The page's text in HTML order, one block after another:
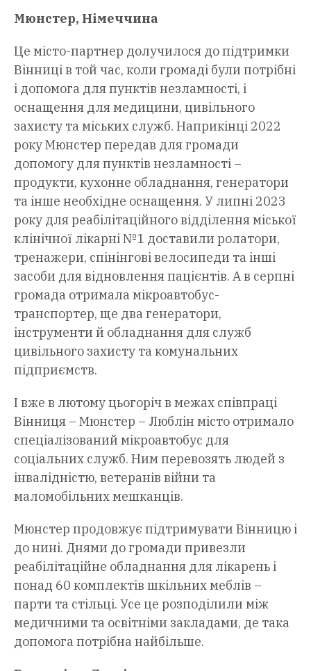
Мюнстер, Німеччина
Це місто-партнер долучилося до підтримки
Вінниці в той час, коли громаді були потрібні
і допомога для пунктів незламності, і
оснащення для медицини, цивільного
захисту та міських служб. Наприкінці 2022
року Мюнстер передав для громади
допомогу для пунктів незламності –
продукти, кухонне обладнання, генератори
та інше необхідне оснащення. У липні 2023
року для реабілітаційного відділення міської
клінічної лікарні №1 доставили ролатори,
тренажери, спінінгові велосипеди та інші
засоби для відновлення пацієнтів. А в серпні
громада отримала мікроавтобус-
транспортер, ще два генератори,
інструменти й обладнання для служб
цивільного захисту та комунальних
підприємств.
І вже в лютому цьогоріч в межах співпраці
Вінниця – Мюнстер – Люблін місто отримало
спеціалізований мікроавтобус для
соціальних служб. Ним перевозять людей з
інвалідністю, ветеранів війни та
маломобільних мешканців.
Мюнстер продовжує підтримувати Вінницю і
до нині. Днями до громади привезли
реабілітаційне обладнання для лікарень і
понад 60 комплектів шкільних меблів –
парти та стільці. Усе це розподілили між
медичними та освітніми закладами, де така
допомога потрібна найбільше.